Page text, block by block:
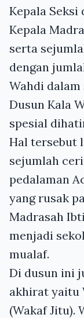
Kepala Seksi
Kepala
serta
dengan
Wahdi
Dusun Kala
spesial
Hal tersebut
sejumlah
pedalaman
yang rusak
Madrasah
menjadi
mualaf.
Di dusun ini
akhirat yaitu
(Wakaf Jitu).